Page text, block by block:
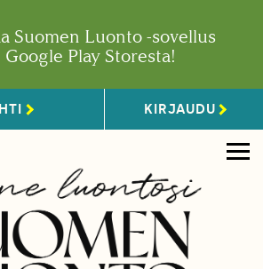
Suomen Luonto -sovellus
Google Play Storesta!
KIRJAUDU